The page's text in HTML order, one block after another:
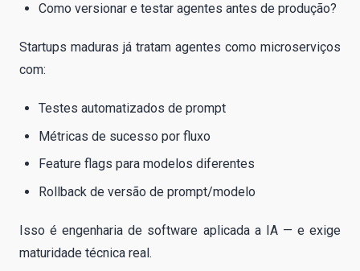
Como versionar e testar agentes antes de produção?
Startups maduras já tratam agentes como microserviços
com:
Testes automatizados de prompt
Métricas de sucesso por fluxo
Feature flags para modelos diferentes
Rollback de versão de prompt/modelo
Isso é engenharia de software aplicada a IA — e exige
maturidade técnica real.